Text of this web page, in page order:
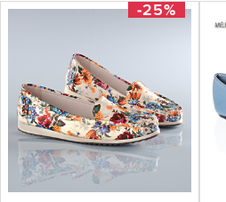
-25%